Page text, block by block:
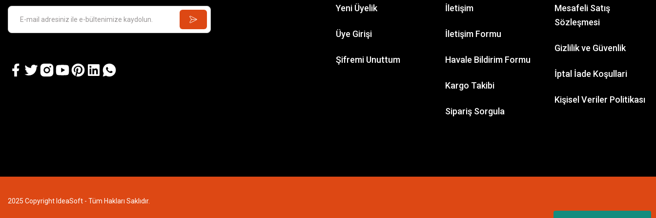
Yeni Üyelik
Üye Girişi
Şifremi Unuttum
İletişim
İletişim Formu
Havale Bildirim Formu
Kargo Takibi
Sipariş Sorgula
Mesafeli Satış
Sözleşmesi
Gizlilik ve Güvenlik
İptal İade Koşullari
Kişisel Veriler Politikası
2025 Copyright IdeaSoft - Tüm Hakları Saklıdır.